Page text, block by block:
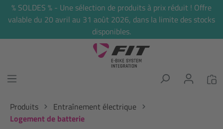
principal
% SOLDES % - Une sélection de produits à prix réduit ! Offre
valable du 20 avril au 31 août 2026, dans la limite des stocks
disponibles.
Produits
Entraînement électrique
Logement de batterie